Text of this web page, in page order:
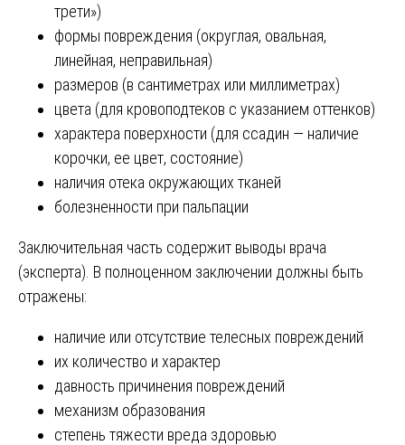
трети»)
формы повреждения (округлая, овальная,
линейная, неправильная)
размеров (в сантиметрах или миллиметрах)
цвета (для кровоподтеков с указанием оттенков)
характера поверхности (для ссадин — наличие
корочки, ее цвет, состояние)
наличия отека окружающих тканей
болезненности при пальпации
Заключительная часть содержит выводы врача
(эксперта). В полноценном заключении должны быть
отражены:
наличие или отсутствие телесных повреждений
их количество и характер
давность причинения повреждений
механизм образования
степень тяжести вреда здоровью